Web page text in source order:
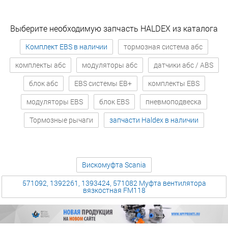
Выберите необходимую запчасть HALDEX из каталога
Комплект EBS в наличии
тормозная система абс
комплекты абс
модуляторы абс
датчики абс / ABS
блок абс
EBS системы EB+
комплекты EBS
модуляторы EBS
блок EBS
пневмоподвеска
Тормозные рычаги
запчасти Haldex в наличии
Вискомуфта Scania
571092, 1392261, 1393424, 571082 Муфта вентилятора
вязкостная FM118